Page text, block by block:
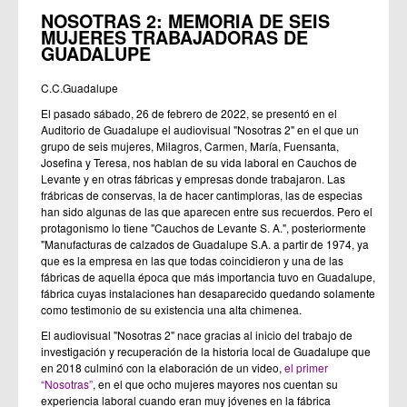
NOSOTRAS 2: MEMORIA DE SEIS
MUJERES TRABAJADORAS DE
GUADALUPE
C.C.Guadalupe
El pasado sábado, 26 de febrero de 2022, se presentó en el
Auditorio de Guadalupe el audiovisual "Nosotras 2" en el que un
grupo de seis mujeres, Milagros, Carmen, María, Fuensanta,
Josefina y Teresa, nos hablan de su vida laboral en Cauchos de
Levante y en otras fábricas y empresas donde trabajaron. Las
frábricas de conservas, la de hacer cantimploras, las de especias
han sido algunas de las que aparecen entre sus recuerdos. Pero el
protagonismo lo tiene "Cauchos de Levante S. A.", posteriormente
"Manufacturas de calzados de Guadalupe S.A. a partir de 1974, ya
que es la empresa en las que todas coincidieron y una de las
fábricas de aquella época que más importancia tuvo en Guadalupe,
fábrica cuyas instalaciones han desaparecido quedando solamente
como testimonio de su existencia una alta chimenea.
El audiovisual "Nosotras 2" nace gracias al inicio del trabajo de
investigación y recuperación de la historia local de Guadalupe que
en 2018 culminó con la elaboración de un video, el primer
“Nosotras”, en el que ocho mujeres mayores nos cuentan su
experiencia laboral cuando eran muy jóvenes en la fábrica